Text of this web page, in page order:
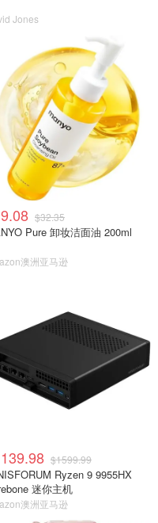
Jones
$32.35
Pure 卸妆洁面油 200ml
澳洲亚马逊
$1599.99
Ryzen 9 9955HX
迷你主机
澳洲亚马逊